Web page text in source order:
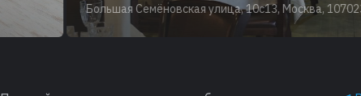
Большая Семёновская улица, 10с13, Москва, 107023